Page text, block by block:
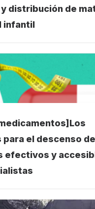
distribución de
infantil
el descenso
efectivos y